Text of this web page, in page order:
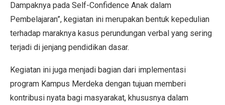
Dampaknya pada Self-Confidence Anak dalam
Pembelajaran”, kegiatan ini merupakan bentuk kepedulian
terhadap maraknya kasus perundungan verbal yang sering
terjadi di jenjang pendidikan dasar.
Kegiatan ini juga menjadi bagian dari implementasi
program Kampus Merdeka dengan tujuan memberi
kontribusi nyata bagi masyarakat, khususnya dalam